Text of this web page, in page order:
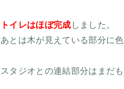
トイレはほぼ完成 しました。
あとは木が見えている部分に
スタジオとの連結部分はまだ